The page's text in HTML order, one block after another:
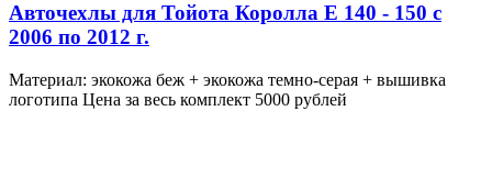
Авточехлы для Тойота Королла Е 140 - 150 с
2006 по 2012 г.
Материал: экокожа беж + экокожа темно-серая + вышивка
логотипа Цена за весь комплект 5000 рублей